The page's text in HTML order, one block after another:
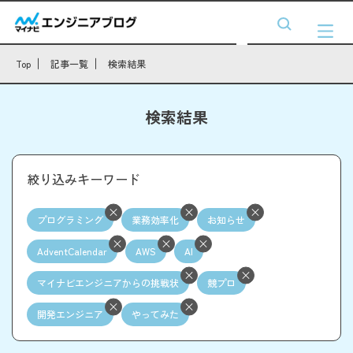
Top 記事一覧 検索結果
検索結果
絞り込みキーワード
プログラミング 業務効率化 お知らせ
AdventCalendar AWS AI
マイナビエンジニアからの挑戦状 競プロ
開発エンジニア やってみた